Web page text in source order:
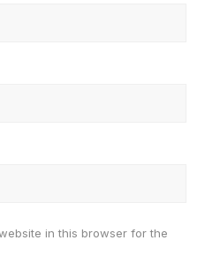
in this browser for the